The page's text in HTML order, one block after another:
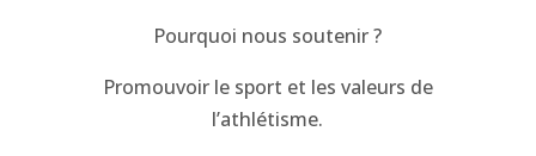
Pourquoi nous soutenir ?
Promouvoir le sport et les valeurs de
l’athlétisme.